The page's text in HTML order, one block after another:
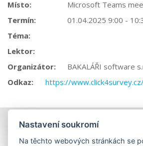
Místo:
Microsoft Teams
Termín:
01.04.2025 9:00 -
Téma:
Lektor:
Organizátor:
BAKALÁŘI software
Odkaz:
https://
Nastavení soukromí
Na těchto webových stránkách se